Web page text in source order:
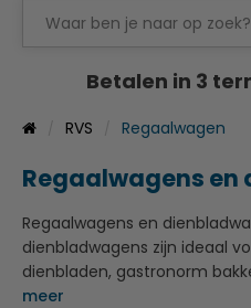
Betalen in 3
RVS Regaalwagen
Regaalwagens
Regaalwagens en
dienbladwagens zijn ideaal
dienbladen, gastronorm
meer